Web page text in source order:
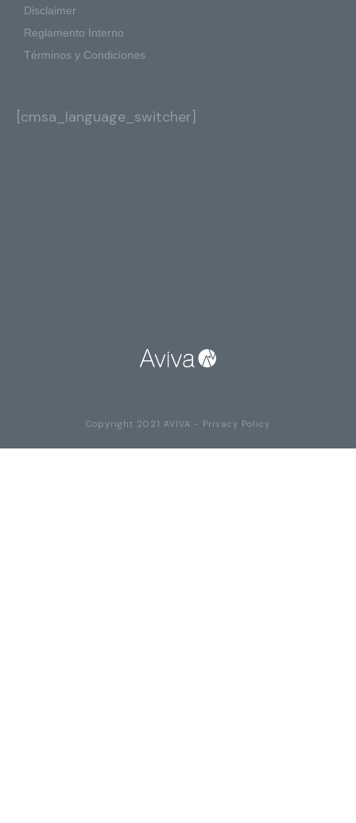
Disclaimer
Reglamento Interno
Términos y Condiciones
[cmsa_language_switcher]
Copyright 2021 AVIVA - Privacy Policy